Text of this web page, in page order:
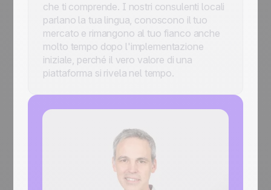
che ti comprende. I nostri consulenti locali
parlano la tua lingua, conoscono il tuo
mercato e rimangono al tuo fianco anche
molto tempo dopo l'implementazione
iniziale, perché il vero valore di una
piattaforma si rivela nel tempo.